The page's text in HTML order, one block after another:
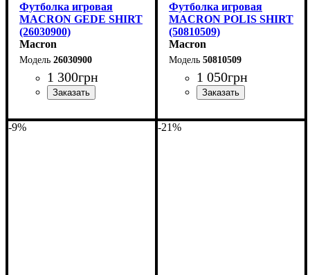
Футболка игровая
MACRON GEDE SHIRT
(26030900)
Macron
26030900
1 300грн
Футболка игровая
MACRON POLIS SHIRT
(50810509)
Macron
50810509
1 050грн
-9% -21%